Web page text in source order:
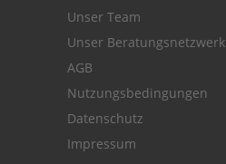
Unser Team
Unser Beratungsnetzwerk
AGB
Nutzungsbedingungen
Datenschutz
Impressum